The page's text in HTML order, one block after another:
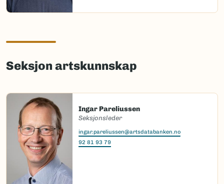
Seksjon artskunnskap
Ingar Pareliussen
Seksjonsleder
ingar.pareliussen@artsdatabanken.no
92 81 93 79